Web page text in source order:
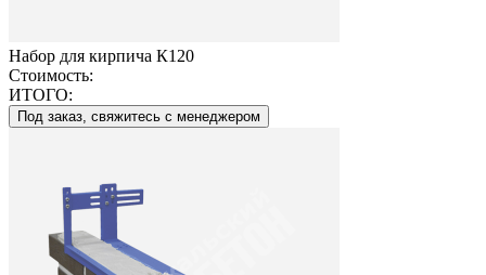
Набор для кирпича К120
Стоимость:
ИТОГО:
Под заказ, свяжитесь с менеджером